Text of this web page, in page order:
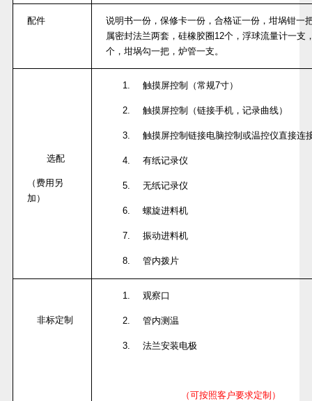
配件
说明书一份，保修卡一份，合格证一份，坩埚钳一
属密封法兰两套，硅橡胶圈 12个，浮球流量计一支
个，坩埚勾一把，炉管一支。
选配
（费用另
加）
1. 触摸屏控制（常规7寸）
2. 触摸屏控制（链接手机，记录曲线）
3. 触摸屏控制链接电脑控制或温控仪直接连
4. 有纸记录仪
5. 无纸记录仪
6. 螺旋进料机
7. 振动进料机
8. 管内拨片
非标定制
1. 观察口
2. 管内测温
3. 法兰安装电极
（可按照客户要求定制）